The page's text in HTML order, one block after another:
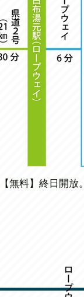
無料】終日開放。